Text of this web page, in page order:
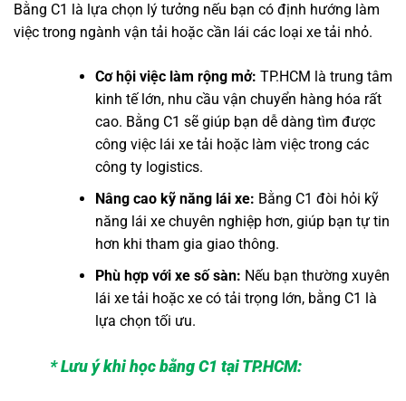
Bằng C1 là lựa chọn lý tưởng nếu bạn có định hướng làm
việc trong ngành vận tải hoặc cần lái các loại xe tải nhỏ.
Cơ hội việc làm rộng mở: TP.HCM là trung tâm
kinh tế lớn, nhu cầu vận chuyển hàng hóa rất
cao. Bằng C1 sẽ giúp bạn dễ dàng tìm được
công việc lái xe tải hoặc làm việc trong các
công ty logistics.
Nâng cao kỹ năng lái xe: Bằng C1 đòi hỏi kỹ
năng lái xe chuyên nghiệp hơn, giúp bạn tự tin
hơn khi tham gia giao thông.
Phù hợp với xe số sàn: Nếu bạn thường xuyên
lái xe tải hoặc xe có tải trọng lớn, bằng C1 là
lựa chọn tối ưu.
* Lưu ý khi học bằng C1 tại TP.HCM: